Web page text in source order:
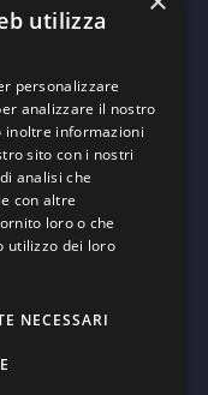
utilizza
personalizzare
analizzare il nostro
inoltre informazioni
sito con i nostri
analisi che
con altre
loro o che
utilizzo dei loro
NECESSARI